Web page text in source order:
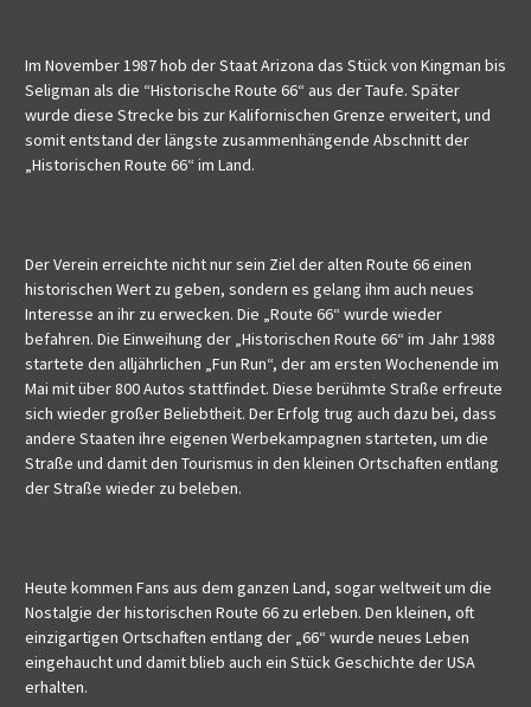
Im November 1987 hob der Staat Arizona das Stück von Kingman bis
Seligman als die “Historische Route 66“ aus der Taufe. Später
wurde diese Strecke bis zur Kalifornischen Grenze erweitert, und
somit entstand der längste zusammenhängende Abschnitt der
„Historischen Route 66“ im Land.
Der Verein erreichte nicht nur sein Ziel der alten Route 66 einen
historischen Wert zu geben, sondern es gelang ihm auch neues
Interesse an ihr zu erwecken. Die „Route 66“ wurde wieder
befahren. Die Einweihung der „Historischen Route 66“ im Jahr 1988
startete den alljährlichen „Fun Run“, der am ersten Wochenende im
Mai mit über 800 Autos stattfindet. Diese berühmte Straße erfreute
sich wieder großer Beliebtheit. Der Erfolg trug auch dazu bei, dass
andere Staaten ihre eigenen Werbekampagnen starteten, um die
Straße und damit den Tourismus in den kleinen Ortschaften entlang
der Straße wieder zu beleben.
Heute kommen Fans aus dem ganzen Land, sogar weltweit um die
Nostalgie der historischen Route 66 zu erleben. Den kleinen, oft
einzigartigen Ortschaften entlang der „66“ wurde neues Leben
eingehaucht und damit blieb auch ein Stück Geschichte der USA
erhalten.